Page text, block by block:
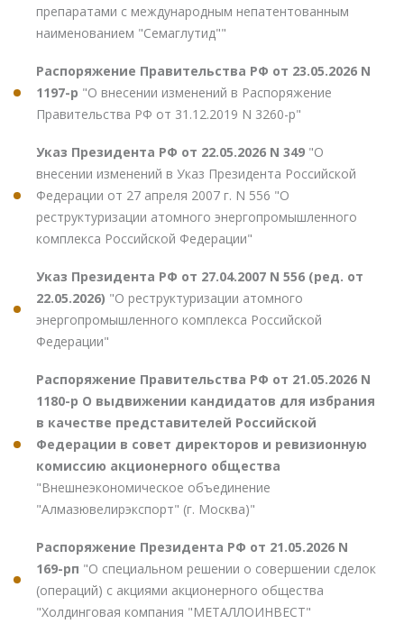
препаратами с международным непатентованным
наименованием "Семаглутид""
Распоряжение Правительства РФ от 23.05.2026 N
1197-р "О внесении изменений в Распоряжение
Правительства РФ от 31.12.2019 N 3260-р"
Указ Президента РФ от 22.05.2026 N 349 "О
внесении изменений в Указ Президента Российской
Федерации от 27 апреля 2007 г. N 556 "О
реструктуризации атомного энергопромышленного
комплекса Российской Федерации"
Указ Президента РФ от 27.04.2007 N 556 (ред. от
22.05.2026) "О реструктуризации атомного
энергопромышленного комплекса Российской
Федерации"
Распоряжение Правительства РФ от 21.05.2026 N
1180-р О выдвижении кандидатов для избрания
в качестве представителей Российской
Федерации в совет директоров и ревизионную
комиссию акционерного общества
"Внешнеэкономическое объединение
"Алмазювелирэкспорт" (г. Москва)"
Распоряжение Президента РФ от 21.05.2026 N
169-рп "О специальном решении о совершении сделок
(операций) с акциями акционерного общества
"Холдинговая компания "МЕТАЛЛОИНВЕСТ"